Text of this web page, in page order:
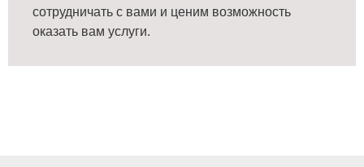
сотрудничать с вами и ценим возможность
оказать вам услуги.